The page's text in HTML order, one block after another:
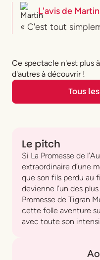
L'avis de Martin
« C'est tout
Ce spectacle n'est plus
d'autres à découvrir !
Tous
Le pitch
Si La Promesse de
extraordinaire d’une
que son fils perdu au
devienne l’un des
Promesse de Tigran
cette folle aventure
avec toute son